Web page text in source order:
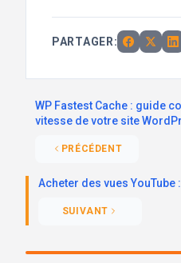
PARTAGER:
WP Fastest Cache : guide
vitesse de votre site
PRÉCÉDENT
Acheter des vues
SUIVANT